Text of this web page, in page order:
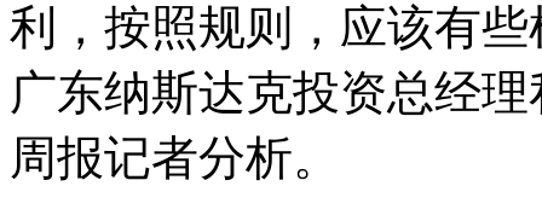
利，按照规则，应该有
广东纳斯达克投资总经
周报记者分析。